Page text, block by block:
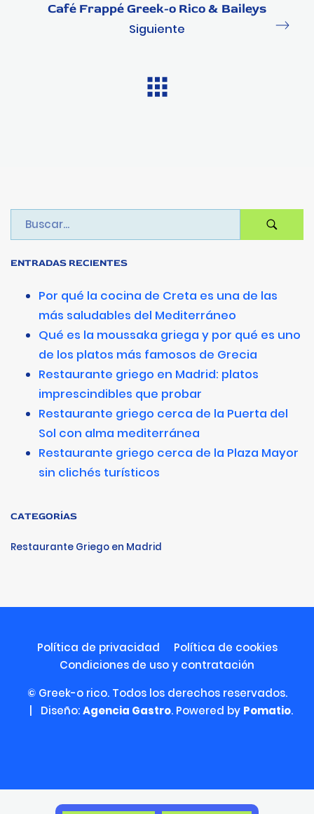
Café Frappé Greek-o Rico & Baileys
Siguiente
ENTRADAS RECIENTES
Por qué la cocina de Creta es una de las
más saludables del Mediterráneo
Qué es la moussaka griega y por qué es uno
de los platos más famosos de Grecia
Restaurante griego en Madrid: platos
imprescindibles que probar
Restaurante griego cerca de la Puerta del
Sol con alma mediterránea
Restaurante griego cerca de la Plaza Mayor
sin clichés turísticos
CATEGORÍAS
Restaurante Griego en Madrid
Política de privacidad
Política de cookies
Condiciones de uso y contratación
© Greek-o rico. Todos los derechos reservados.
| Diseño:Agencia Gastro. Powered by Pomatio.